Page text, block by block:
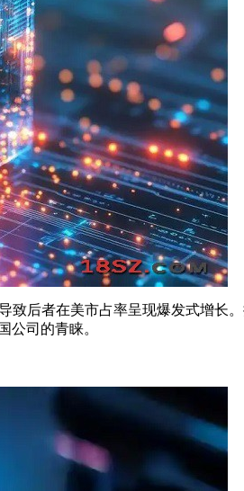
后者在美市占率呈现爆发式增长
公司的青睐。